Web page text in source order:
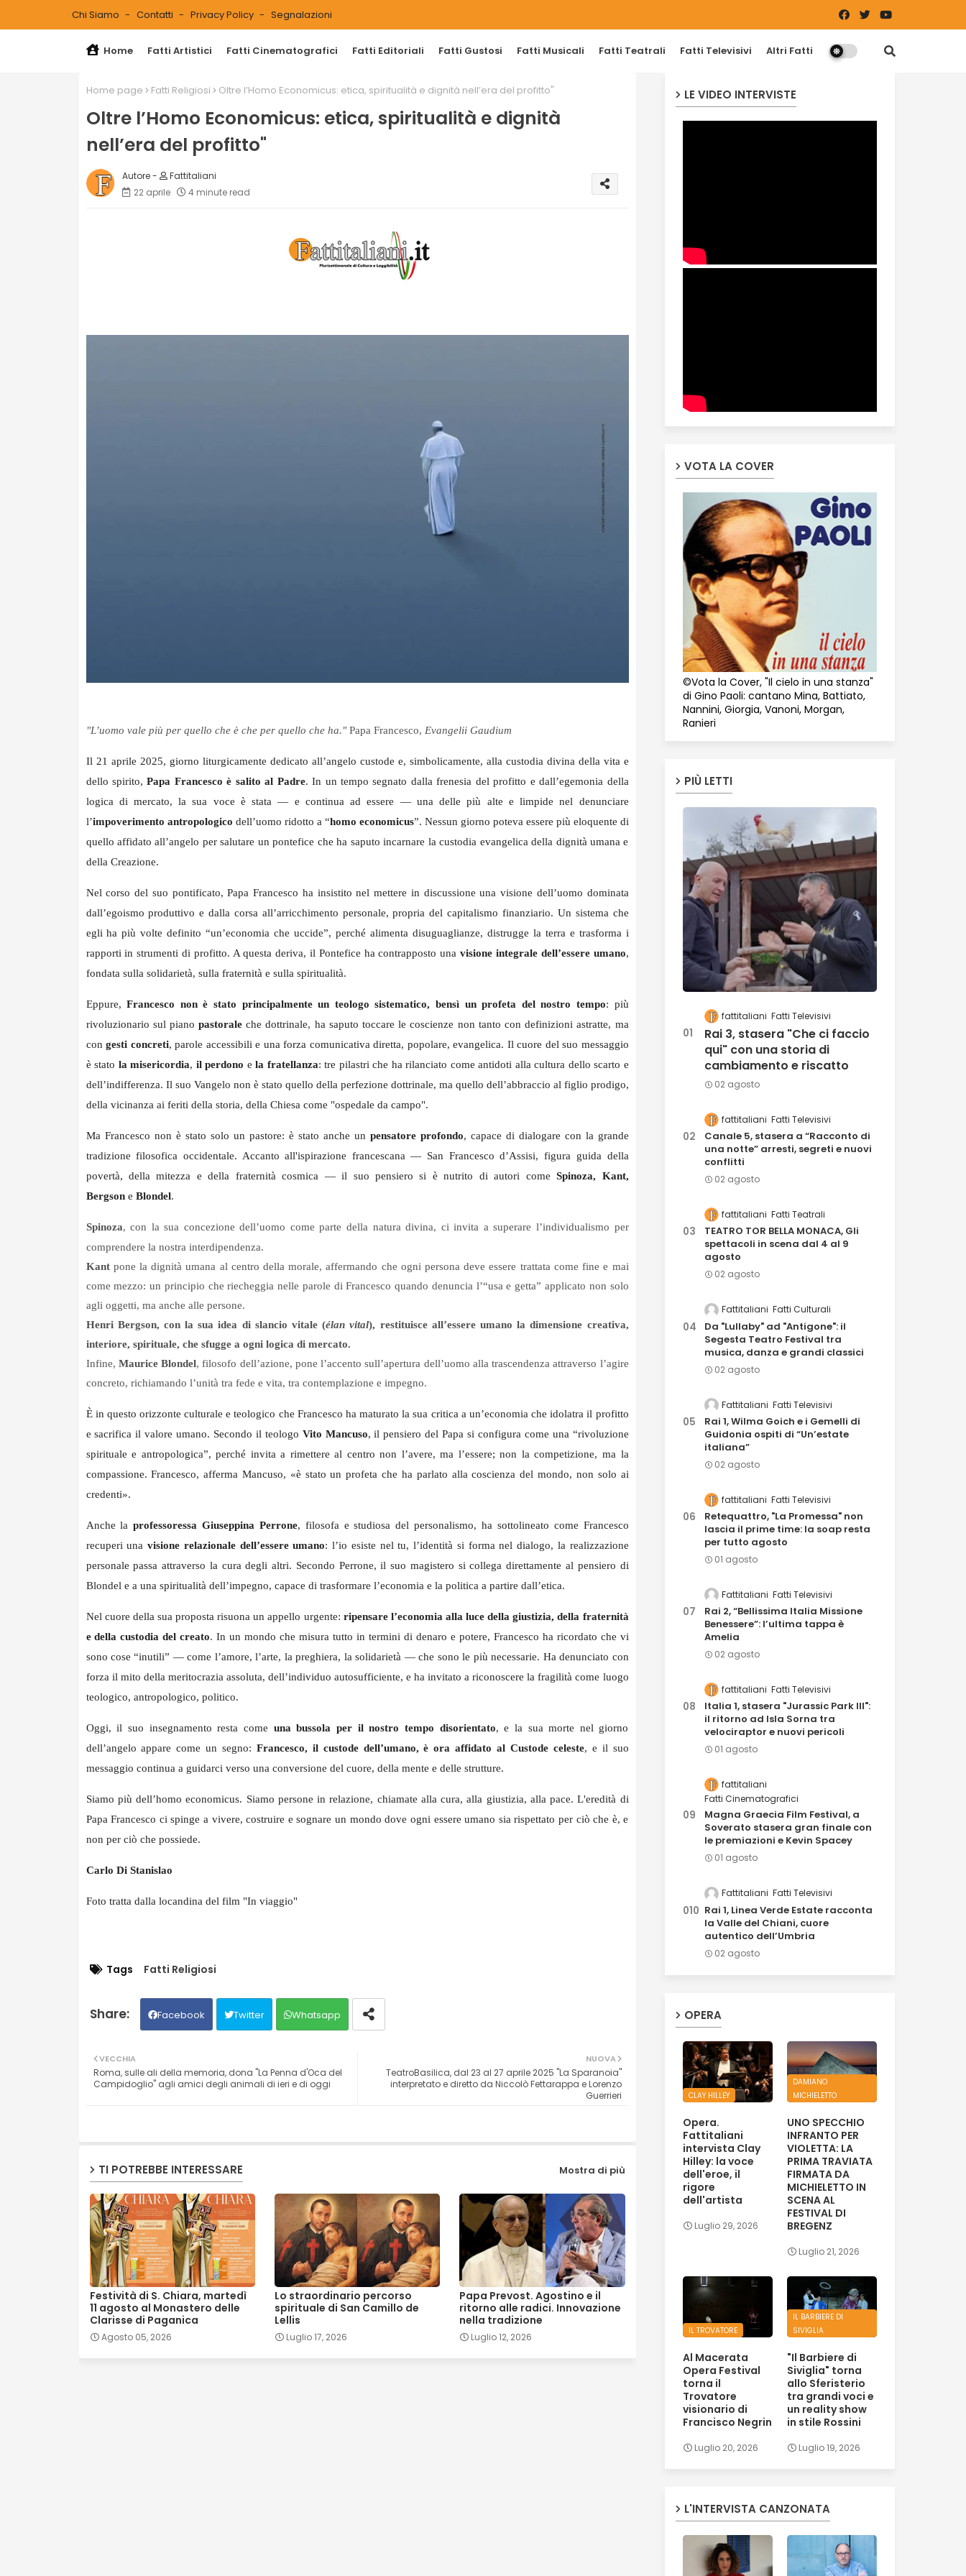
Chi Siamo Contatti Privacy Policy Segnalazioni
Home Fatti Artistici Fatti Cinematografici Fatti Editoriali Fatti Gustosi Fatti Musicali Fatti Teatrali Fatti Televisivi Altri Fatti
Home page Fatti Religiosi Oltre l’Homo Economicus: etica, spiritualità e dignità nell’era del profitto"
Oltre l’Homo Economicus: etica, spiritualità e dignità
nell’era del profitto"
Fattitaliani
22 aprile
4 minute read
"L’uomo vale più per quello che è che per quello che ha."Papa Francesco, Evangelii Gaudium
Il 21 aprile 2025, giorno liturgicamente dedicato all’angelo custode e, simbolicamente, alla custodia divina della vita e
dello spirito,Papa Francesco è salito al Padre. In un tempo segnato dalla frenesia del profitto e dall’egemonia della
logica di mercato, la sua voce è stata — e continua ad essere — una delle più alte e limpide nel denunciare
l’impoverimento antropologico dell’uomo ridotto a “homo economicus”. Nessun giorno poteva essere più eloquente di
quello affidato all’angelo per salutare un pontefice che ha saputo incarnare la custodia evangelica della dignità umana e
della Creazione.
Nel corso del suo pontificato, Papa Francesco ha insistito nel mettere in discussione una visione dell’uomo dominata
dall’egoismo produttivo e dalla corsa all’arricchimento personale, propria del capitalismo finanziario. Un sistema che
egli ha più volte definito “un’economia che uccide”, perché alimenta disuguaglianze, distrugge la terra e trasforma i
rapporti in strumenti di profitto. A questa deriva, il Pontefice ha contrapposto unavisione integrale dell’essere umano,
fondata sulla solidarietà, sulla fraternità e sulla spiritualità.
Eppure,Francesco non è stato principalmente un teologo sistematico, bensì un profeta del nostro tempo: più
rivoluzionario sul pianopastorale che dottrinale, ha saputo toccare le coscienze non tanto con definizioni astratte, ma
con gesti concreti, parole accessibili e una forza comunicativa diretta, popolare, evangelica. Il cuore del suo messaggio
è stato la misericordia, il perdono e la fratellanza: tre pilastri che ha rilanciato come antidoti alla cultura dello scarto e
dell’indifferenza. Il suo Vangelo non è stato quello della perfezione dottrinale, ma quello dell’abbraccio al figlio prodigo,
della vicinanza ai feriti della storia, della Chiesa come "ospedale da campo".
Ma Francesco non è stato solo un pastore: è stato anche un pensatore profondo, capace di dialogare con la grande
tradizione filosofica occidentale. Accanto all'ispirazione francescana — San Francesco d’Assisi, figura guida della
povertà, della mitezza e della fraternità cosmica — il suo pensiero si è nutrito di autori comeSpinoza, Kant,
Bergsone Blondel.
Spinoza, con la sua concezione dell’uomo come parte della natura divina, ci invita a superare l’individualismo per
comprendere la nostra interdipendenza.
Kantpone la dignità umana al centro della morale, affermando che ogni persona deve essere trattata come fine e mai
come mezzo: un principio che riecheggia nelle parole di Francesco quando denuncia l’“usa e getta” applicato non solo
agli oggetti, ma anche alle persone.
Henri Bergson, con la sua idea di slancio vitale (élan vital), restituisce all’essere umano la dimensione creativa,
interiore, spirituale, che sfugge a ogni logica di mercato.
Infine, Maurice Blondel, filosofo dell’azione, pone l’accento sull’apertura dell’uomo alla trascendenza attraverso l’agire
concreto, richiamando l’unità tra fede e vita, tra contemplazione e impegno.
È in questo orizzonte culturale e teologico che Francesco ha maturato la sua critica a un’economia che idolatra il profitto
e sacrifica il valore umano. Secondo il teologo Vito Mancuso, il pensiero del Papa si configura come una “rivoluzione
spirituale e antropologica”, perché invita a rimettere al centro non l’avere, ma l’essere; non la competizione, ma la
compassione. Francesco, afferma Mancuso, «è stato un profeta che ha parlato alla coscienza del mondo, non solo ai
credenti».
Anche laprofessoressa Giuseppina Perrone, filosofa e studiosa del personalismo, ha sottolineato come Francesco
recuperi una visione relazionale dell’essere umano: l’io esiste nel tu, l’identità si forma nel dialogo, la realizzazione
personale passa attraverso la cura degli altri. Secondo Perrone, il suo magistero si collega direttamente al pensiero di
Blondel e a una spiritualità dell’impegno, capace di trasformare l’economia e la politica a partire dall’etica.
Nel cuore della sua proposta risuona un appello urgente: ripensare l’economia alla luce della giustizia, della fraternità
e della custodia del creato. In un mondo che misura tutto in termini di denaro e potere, Francesco ha ricordato che vi
sono cose “inutili” — come l’amore, l’arte, la preghiera, la solidarietà — che sono le più necessarie. Ha denunciato con
forza il mito della meritocrazia assoluta, dell’individuo autosufficiente, e ha invitato a riconoscere la fragilità come luogo
teologico, antropologico, politico.
Oggi, il suo insegnamento resta come una bussola per il nostro tempo disorientato, e la sua morte nel giorno
dell’angelo appare come un segno: Francesco, il custode dell’umano, è ora affidato al Custode celeste, e il suo
messaggio continua a guidarci verso una conversione del cuore, della mente e delle strutture.
Siamo più dell’homo economicus. Siamo persone in relazione, chiamate alla cura, alla giustizia, alla pace. L'eredità di
Papa Francesco ci spinge a vivere, costruire e sognare un mondo dove ogni essere umano sia rispettato per ciò che è, e
non per ciò che possiede.
Carlo Di Stanislao
Foto tratta dalla locandina del film "In viaggio"
Tags Fatti Religiosi
Facebook Twitter Whatsapp
NUOVA
TeatroBasilica, dal 23 al 27 aprile 2025 "La Sparanoia"
interpretato e diretto da Niccolò Fettarappa e Lorenzo
Guerrieri
VECCHIA
Roma, sulle ali della memoria, dona "La Penna d'Oca del
Campidoglio" agli amici degli animali di ieri e di oggi
TI POTREBBE INTERESSARE Mostra di più
Festività di S. Chiara, martedì
11 agosto al Monastero delle
Clarisse di Paganica
Agosto 05, 2026
Lo straordinario percorso
spirituale di San Camillo de
Lellis
Luglio 17, 2026
Papa Prevost. Agostino e il
ritorno alle radici. Innovazione
nella tradizione
Luglio 12, 2026
LE VIDEO INTERVISTE
VOTA LA COVER
©Vota la Cover, "Il cielo in una stanza"
di Gino Paoli: cantano Mina, Battiato,
Nannini, Giorgia, Vanoni, Morgan,
Ranieri
PIÙ LETTI
fattitaliani Fatti Televisivi
Rai 3, stasera "Che ci faccio
qui" con una storia di
cambiamento e riscatto
02 agosto
fattitaliani Fatti Televisivi
Canale 5, stasera a “Racconto di
una notte” arresti, segreti e nuovi
conflitti
02 agosto
fattitaliani Fatti Teatrali
TEATRO TOR BELLA MONACA, Gli
spettacoli in scena dal 4 al 9
agosto
02 agosto
Fattitaliani Fatti Culturali
Da "Lullaby" ad "Antigone": il
Segesta Teatro Festival tra
musica, danza e grandi classici
02 agosto
Fattitaliani Fatti Televisivi
Rai 1, Wilma Goich e i Gemelli di
Guidonia ospiti di “Un’estate
italiana”
02 agosto
fattitaliani Fatti Televisivi
Retequattro, "La Promessa" non
lascia il prime time: la soap resta
per tutto agosto
01 agosto
Fattitaliani Fatti Televisivi
Rai 2, “Bellissima Italia Missione
Benessere”: l’ultima tappa è
Amelia
02 agosto
fattitaliani Fatti Televisivi
Italia 1, stasera "Jurassic Park III":
il ritorno ad Isla Sorna tra
velociraptor e nuovi pericoli
01 agosto
fattitaliani
Fatti Cinematografici
Magna Graecia Film Festival, a
Soverato stasera gran finale con
le premiazioni e Kevin Spacey
01 agosto
Fattitaliani Fatti Televisivi
Rai 1, Linea Verde Estate racconta
la Valle del Chiani, cuore
autentico dell’Umbria
02 agosto
OPERA
CLAY HILLEY
Opera.
Fattitaliani
intervista Clay
Hilley: la voce
dell'eroe, il
rigore
dell'artista
Luglio 29, 2026
DAMIANO
MICHIELETTO
UNO SPECCHIO
INFRANTO PER
VIOLETTA: LA
PRIMA TRAVIATA
FIRMATA DA
MICHIELETTO IN
SCENA AL
FESTIVAL DI
BREGENZ
Luglio 21, 2026
IL TROVATORE
Al Macerata
Opera Festival
torna il
Trovatore
visionario di
Francisco Negrin
Luglio 20, 2026
IL BARBIERE DI
SIVIGLIA
"Il Barbiere di
Siviglia" torna
allo Sferisterio
tra grandi voci e
un reality show
in stile Rossini
Luglio 19, 2026
L'INTERVISTA CANZONATA